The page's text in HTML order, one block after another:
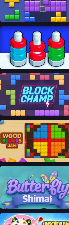
Blocks and that’s it
Block Champ
Wood Blocks Jam
Butterfly Shimai